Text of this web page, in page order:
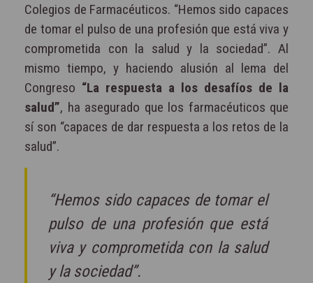
Colegios de Farmacéuticos. “Hemos sido capaces
de tomar el pulso de una profesión que está viva y
comprometida con la salud y la sociedad”. Al
mismo tiempo, y haciendo alusión al lema del
Congreso “La respuesta a los desafíos de la
salud”, ha asegurado que los farmacéuticos que
sí son “capaces de dar respuesta a los retos de la
salud”.
“Hemos sido capaces de tomar el
pulso de una profesión que está
viva y comprometida con la salud
y la sociedad”.